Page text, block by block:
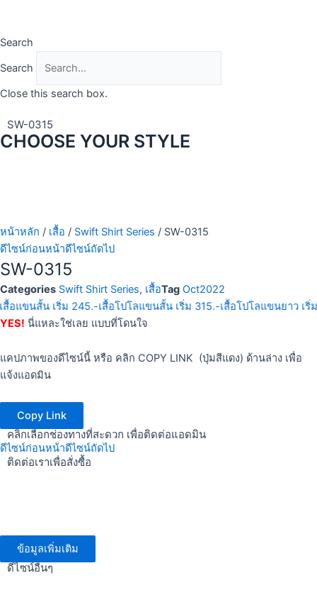
content
Search
Search
Close this search box.
SW-0315
CHOOSE YOUR STYLE
หน้าหลัก / เสื้อ / Swift Shirt Series / SW-0315
ดีไซน์ก่อนหน้าดีไซน์ถัดไป
SW-0315
Categories Swift Shirt Series, เสื้อTag Oct2022
สื้อแขนสั้น เริ่ม 245.-เสื้อโปโลแขนสั้น เริ่ม 315.-เสื้อโปโลแขนยาว เริ่
YES! นี่แหละใช่เลย แบบที่โดนใจ
แคปภาพของดีไซน์นี้ หรือ คลิก COPY LINK (ปุ่มสีแดง) ด้านล่าง เพื่อ
แจ้งแอดมิน
Copy Link
คลิกเลือกช่องทางที่สะดวก เพื่อติดต่อแอดมิน
ดีไซน์ก่อนหน้าดีไซน์ถัดไป
ติดต่อเราเพื่อสั่งซื้อ
ข้อมูลเพิ่มเติม
ดีไซน์อื่นๆ